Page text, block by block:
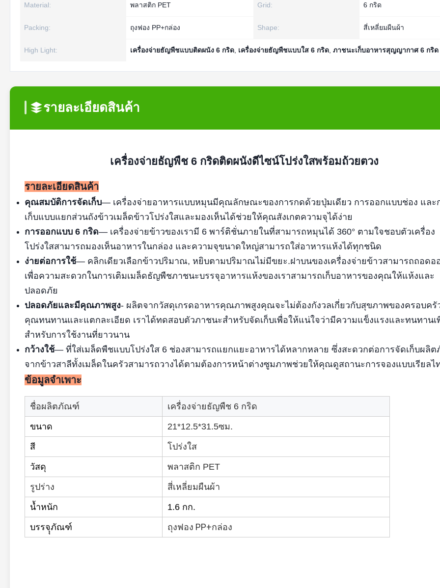
Material: พลาสติก PET Grid: 6 กริด
Packing: ถุงฟอง PP+กล่อง Shape: สี่เหลี่ยมผืนผ้า
High Light: เครื่องจ่ายธัญพืชแบบติดผนัง 6 กริด เครื่องจ่ายธัญพืชแบบใส 6 กริด ภาชนะเก็บอาหารสุญญากาศ 6 กริด
รายละเอียดสินค้า
เครื่องจ่ายธัญพืช 6 กริดติดผนังดีไซน์โปร่งใสพร้อมถ้วยตวง
รายละเอียดสินค้า
คุณสมบัติการจัดเก็บ— เครื่องจ่ายอาหารแบบหมุนมีคุณลักษณะของการกดด้วยปุ่มเดียว การออกแบบช่อง และ
เก็บแบบแยกส่วนถังข้าวเมล็ดข้าวโปร่งใสและมองเห็นได้ช่วยให้คุณสังเกตความจุได้ง่าย
การออกแบบ 6 กริด— เครื่องจ่ายข้าวของเรามี 6 พาร์ติชั่นภายในที่สามารถหมุนได้ 360° ตามใจชอบตัวเครื่อง
โปร่งใสสามารถมองเห็นอาหารในกล่อง และความจุขนาดใหญ่สามารถใส่อาหารแห้งได้ทุกชนิด
ง่ายต่อการใช้— คลิกเดียวเลือกข้าวปริมาณ, หยิบตามปริมาณไม่มีขยะ.ฝาบนของเครื่องจ่ายข้าวสามารถถอดอ
เพื่อความสะดวกในการเติมเมล็ดธัญพืชภาชนะบรรจุอาหารแห้งของเราสามารถเก็บอาหารของคุณให้แห้งและ
ปลอดภัย
ปลอดภัยและมีคุณภาพสูง- ผลิตจากวัสดุเกรดอาหารคุณภาพสูงคุณจะไม่ต้องกังวลเกี่ยวกับสุขภาพของครอบครั
คุณทนทานและแตกละเอียด เราได้ทดสอบตัวภาชนะสำหรับจัดเก็บเพื่อให้แน่ใจว่ามีความแข็งแรงและทนทานเ
สำหรับการใช้งานที่ยาวนาน
กว้างใช้— ที่ใส่เมล็ดพืชแบบโปร่งใส 6 ช่องสามารถแยกแยะอาหารได้หลากหลาย ซึ่งสะดวกต่อการจัดเก็บผลิ
จากข้าวสาลีทั้งเมล็ดในครัวสามารถวางได้ตามต้องการหน้าต่างซูมภาพช่วยให้คุณดูสถานะการจองแบบเรียลไ
ข้อมูลจำเพาะ
ชื่อผลิตภัณฑ์ เครื่องจ่ายธัญพืช 6 กริด
ขนาด 21*12.5*31.5ซม.
สี โปร่งใส
วัสดุ พลาสติก PET
รูปร่าง สี่เหลี่ยมผืนผ้า
น้ำหนัก 1.6 กก.
บรรจุุภัณฑ์ ถุงฟอง PP+กล่อง